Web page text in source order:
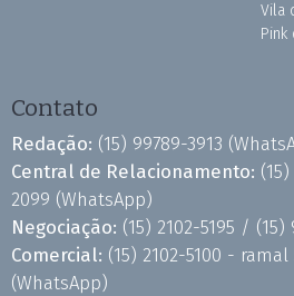
Vila
Pink
Contato
Redação: (15) 99789-3913
Central de Relacionamento:
2099 (WhatsApp)
Negociação: (15) 2102-5195 / (15)
Comercial: (15) 2102-5100 -
(WhatsApp)